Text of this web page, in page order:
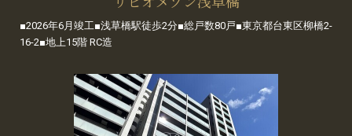
■2026年6月竣工■浅草橋駅徒歩2分■総戸数80戸■東京都台東区柳橋2-
16-2■地上15階 RC造